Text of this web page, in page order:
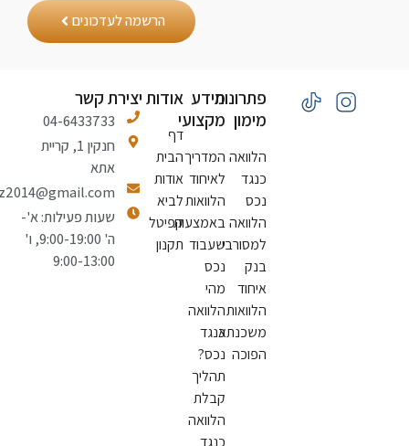
הרשמה לעדכונים
פתרונות
מימון
למסורבי
משכנתא
מידע
מקצועי
המדריך
לאיחוד
הלוואות
באמצעות
שעבוד
נכס
מהי
הלוואה
כנגד
נכס?
אודות
הבית
אודות
לביא
קפיטל
תקנון
יצירת קשר
04-6433733
חנקין 1, קריית
אתא
natiiluz2014@gmail.com
שעות פעילות: א'-
ה' 9:00-19:00, ו'
9:00-13:00